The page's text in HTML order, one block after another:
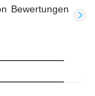
Bewertungen